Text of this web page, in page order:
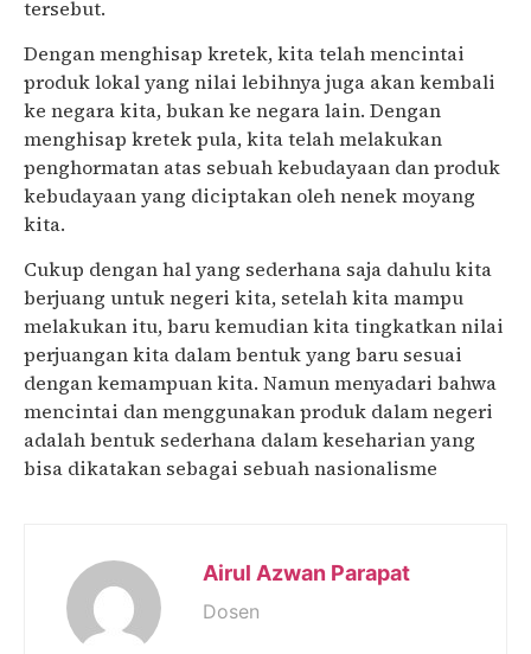
tersebut.
Dengan menghisap kretek, kita telah mencintai
produk lokal yang nilai lebihnya juga akan kembali
ke negara kita, bukan ke negara lain. Dengan
menghisap kretek pula, kita telah melakukan
penghormatan atas sebuah kebudayaan dan produk
kebudayaan yang diciptakan oleh nenek moyang
kita.
Cukup dengan hal yang sederhana saja dahulu kita
berjuang untuk negeri kita, setelah kita mampu
melakukan itu, baru kemudian kita tingkatkan nilai
perjuangan kita dalam bentuk yang baru sesuai
dengan kemampuan kita. Namun menyadari bahwa
mencintai dan menggunakan produk dalam negeri
adalah bentuk sederhana dalam keseharian yang
bisa dikatakan sebagai sebuah nasionalisme
Airul Azwan Parapat
Dosen